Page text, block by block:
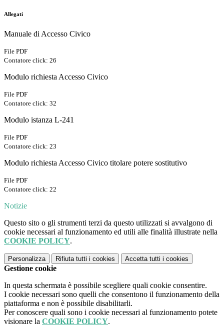
Allegati
Manuale di Accesso Civico
File PDF
Contatore click: 26
Modulo richiesta Accesso Civico
File PDF
Contatore click: 32
Modulo istanza L-241
File PDF
Contatore click: 23
Modulo richiesta Accesso Civico titolare potere sostitutivo
File PDF
Contatore click: 22
Notizie
Questo sito o gli strumenti terzi da questo utilizzati si avvalgono di
cookie necessari al funzionamento ed utili alle finalità illustrate nella
COOKIE POLICY.
Personalizza Rifiuta tutti i cookies Accetta tutti i cookies
Gestione cookie
In questa schermata è possibile scegliere quali cookie consentire.
I cookie necessari sono quelli che consentono il funzionamento della
piattaforma e non è possibile disabilitarli.
Per conoscere quali sono i cookie necessari al funzionamento potete
visionare la COOKIE POLICY.